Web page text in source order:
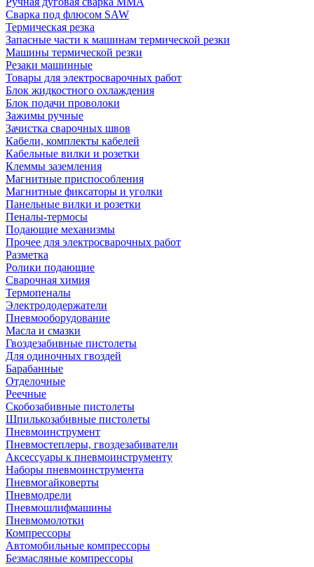
Сварка под флюсом SAW
Термическая резка
Запасные части к машинам термической резки
Машины термической резки
Резаки машинные
Товары для электросварочных работ
Блок жидкостного охлаждения
Блок подачи проволоки
Зажимы ручные
Зачистка сварочных швов
Кабели, комплекты кабелей
Кабельные вилки и розетки
Клеммы заземления
Магнитные приспособления
Магнитные фиксаторы и уголки
Панельные вилки и розетки
Пеналы-термосы
Подающие механизмы
Прочее для электросварочных работ
Разметка
Ролики подающие
Сварочная химия
Термопеналы
Электрододержатели
Пневмооборудование
Масла и смазки
Гвоздезабивные пистолеты
Для одиночных гвоздей
Барабанные
Отделочные
Реечные
Скобозабивные пистолеты
Шпилькозабивные пистолеты
Пневмоинструмент
Пневмостеплеры, гвоздезабиватели
Аксессуары к пневмоинструменту
Наборы пневмоинструмента
Пневмогайковерты
Пневмодрели
Пневмошлифмашины
Пневмомолотки
Компрессоры
Автомобильные компрессоры
Безмасляные компрессоры